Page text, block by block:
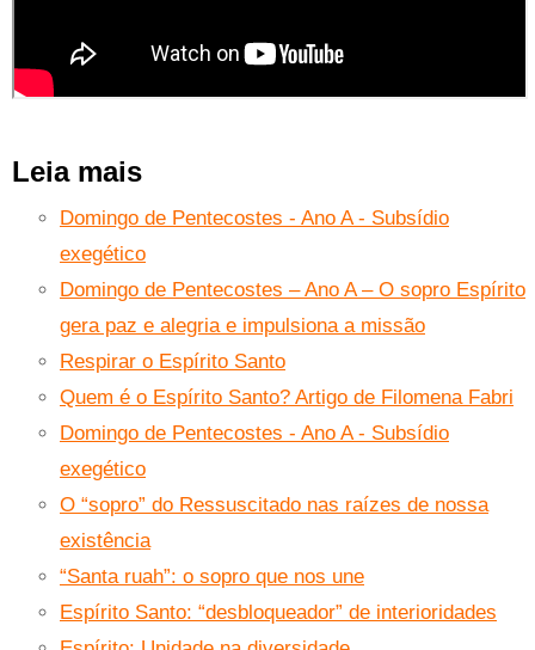
Leia mais
Domingo de Pentecostes - Ano A - Subsídio
exegético
Domingo de Pentecostes – Ano A – O sopro Espírito
gera paz e alegria e impulsiona a missão
Respirar o Espírito Santo
Quem é o Espírito Santo? Artigo de Filomena Fabri
Domingo de Pentecostes - Ano A - Subsídio
exegético
O “sopro” do Ressuscitado nas raízes de nossa
existência
“Santa ruah”: o sopro que nos une
Espírito Santo: “desbloqueador” de interioridades